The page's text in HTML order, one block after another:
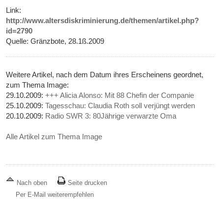
Link:
http://www.altersdiskriminierung.de/themen/artikel.php?
id=2790
Quelle: Gränzbote, 28.1ß.2009
Weitere Artikel, nach dem Datum ihres Erscheinens geordnet,
zum Thema Image:
29.10.2009:+++ Alicia Alonso: Mit 88 Chefin der Companie
25.10.2009:Tagesschau: Claudia Roth soll verjüngt werden
20.10.2009: Radio SWR 3: 80Jährige verwarzte Oma
Alle Artikel zum Thema Image
Nach oben
Seite drucken
Per E-Mail weiterempfehlen